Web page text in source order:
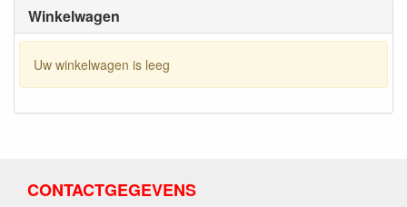
Winkelwagen
Uw winkelwagen is leeg
CONTACTGEGEVENS